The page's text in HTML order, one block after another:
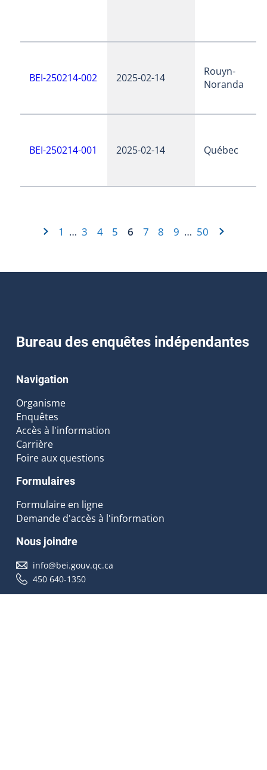
BEI-250214-002 2025-02-14
Rouyn-
Noranda
BEI-250214-001 2025-02-14 Québec
1 … 3 4 5 6 7 8 9 … 50
Bureau des enquêtes indépendantes
Navigation
Organisme
Enquêtes
Accès à l'information
Carrière
Foire aux questions
Formulaires
Formulaire en ligne
Demande d'accès à l'information
Nous joindre
info@bei.gouv.qc.ca
450 640-1350